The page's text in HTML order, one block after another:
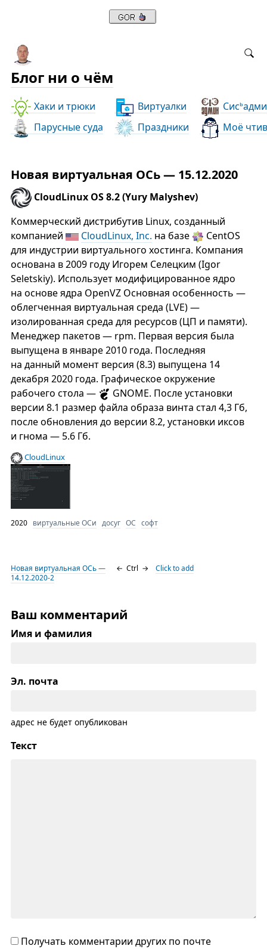
Блог ни о чём
Хаки и трюки Виртуалки Сись
Парусные суда
Праздники Моё
Новая виртуальная ОСь — 15.12.2020
CloudLinux OS 8.2 (Yury Malyshev)
Коммерческий дистрибутив Linux, созданный
компанией
CloudLinux, Inc. на базе
CentOS
для индустрии виртуального хостинга. Компания
основана в 2009 году Игорем Селецким (Igor
Seletskiy). Использует модифицированное ядро ​​
на основе ядра OpenVZ Основная особенность —
облегченная виртуальная среда (LVE) —
изолированная среда для ресурсов (ЦП и памяти).
Менеджер пакетов — rpm. Первая версия была
выпущена в январе 2010 года. Последняя
на данный момент версия (8.3) выпущена 14
декабря 2020 года. Графическое окружение
рабочего стола —
GNOME. После установки
версии 8.1 размер файла образа винта стал 4,3 Гб,
после обновления до версии 8.2, установки иксов
и гнома — 5.6 Гб.
CloudLinux
2020 виртуальные ОСи досуг ОС софт
Новая виртуальная ОСь —
14.12.2020-2
← Ctrl → Click to add
Ваш комментарий
Имя и фамилия
Эл. почта
адрес не будет опубликован
Текст
Получать комментарии других по почте